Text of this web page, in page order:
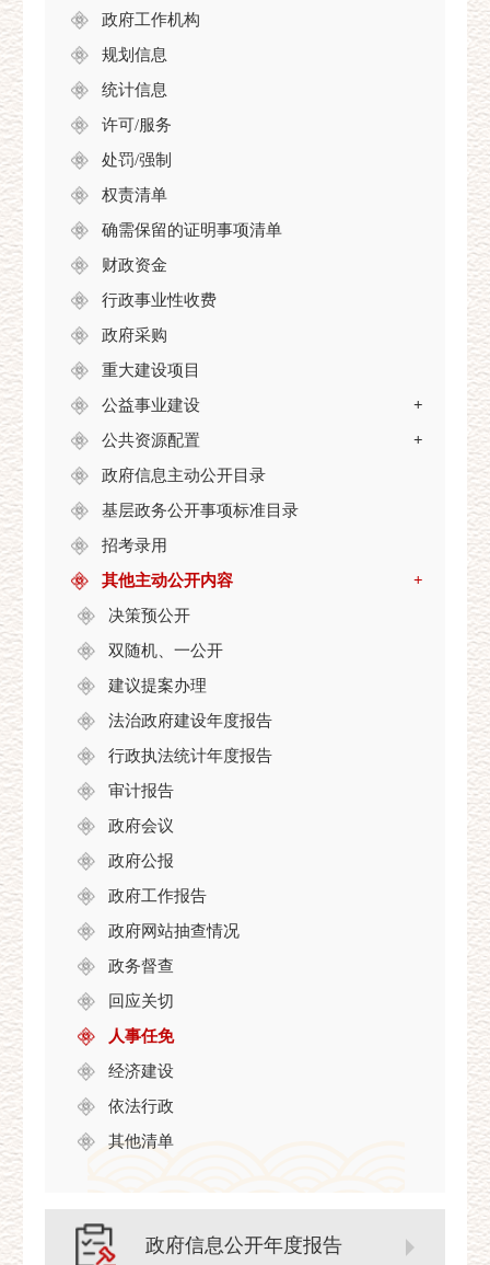
政府工作机构
规划信息
统计信息
许可/服务
处罚/强制
权责清单
确需保留的证明事项清单
财政资金
行政事业性收费
政府采购
重大建设项目
公益事业建设
+
公共资源配置
+
政府信息主动公开目录
基层政务公开事项标准目录
招考录用
其他主动公开内容
+
决策预公开
双随机、一公开
建议提案办理
法治政府建设年度报告
行政执法统计年度报告
审计报告
政府会议
政府公报
政府工作报告
政府网站抽查情况
政务督查
回应关切
人事任免
经济建设
依法行政
其他清单
政府信息公开年度报告